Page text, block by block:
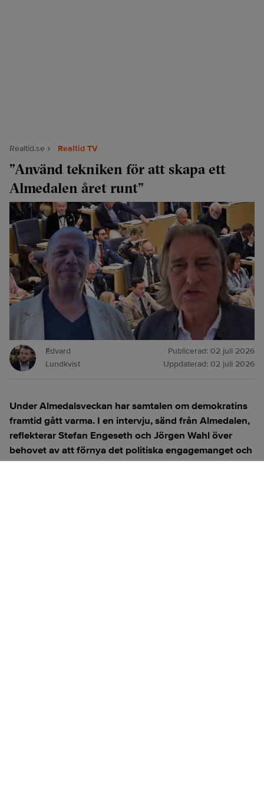
Realtid.se Realtid TV
”Använd tekniken för att skapa ett
Almedalen året runt”
Edvard
Lundkvist
Publicerad: 02 juli 2026
Uppdaterad: 02 juli 2026
Under Almedalsveckan har samtalen om demokratins
framtid gått varma. I en intervju, sänd från Almedalen,
reflekterar Stefan Engeseth och Jörgen Wahl över
behovet av att förnya det politiska engagemanget och
hur modern teknik kan användas för att överbrygga